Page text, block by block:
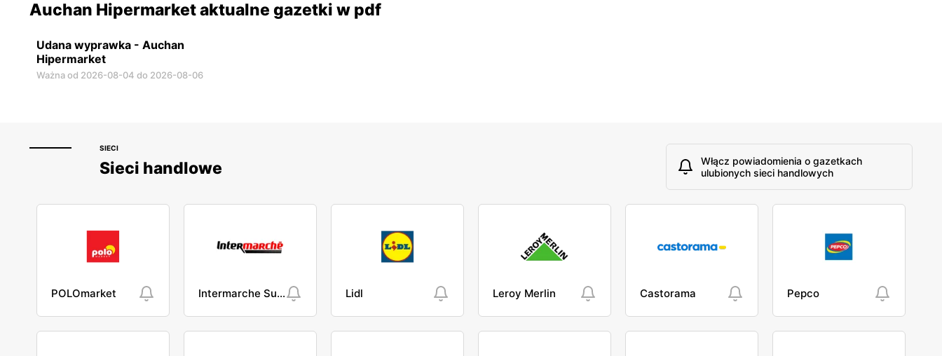
Auchan Hipermarket aktualne gazetki w pdf
Udana wyprawka - Auchan
Hipermarket
Ważna od 2026-08-04 do 2026-08-06
SIECI
Sieci handlowe
Włącz powiadomienia o gazetkach
ulubionych sieci handlowych
POLOmarket Intermarche Super Lidl Leroy Merlin Castorama Pepco